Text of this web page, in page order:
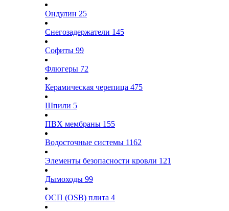
Ондулин 25
Снегозадержатели 145
Софиты 99
Флюгеры 72
Керамическая черепица 475
Шпили 5
ПВХ мембраны 155
Водосточные системы 1162
Элементы безопасности кровли 121
Дымоходы 99
ОСП (OSB) плита 4